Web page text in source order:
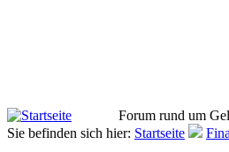
Forum rund um
Sie befinden sich hier: Startseite